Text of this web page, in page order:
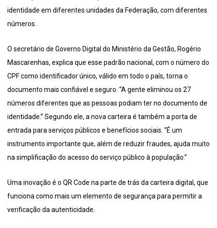
identidade em diferentes unidades da Federação, com diferentes
números.
O secretário de Governo Digital do Ministério da Gestão, Rogério
Mascarenhas, explica que esse padrão nacional, com o número do
CPF como identificador único, válido em todo o país, torna o
documento mais confiável e seguro. “A gente eliminou os 27
números diferentes que as pessoas podiam ter no documento de
identidade.” Segundo ele, a nova carteira é também a porta de
entrada para serviços públicos e benefícios sociais. “É um
instrumento importante que, além de reduzir fraudes, ajuda muito
na simplificação do acesso do serviço público à população.”
Uma inovação é o QR Code na parte de trás da carteira digital, que
funciona como mais um elemento de segurança para permitir a
verificação da autenticidade.